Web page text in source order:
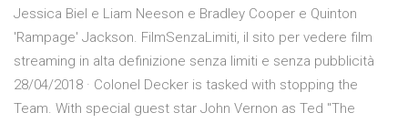
Jessica Biel e Liam Neeson e Bradley Cooper e Quinton
'Rampage' Jackson. FilmSenzaLimiti, il sito per vedere film
streaming in alta definizione senza limiti e senza pubblicità
28/04/2018 · Colonel Decker is tasked with stopping the
Team. With special guest star John Vernon as Ted "The